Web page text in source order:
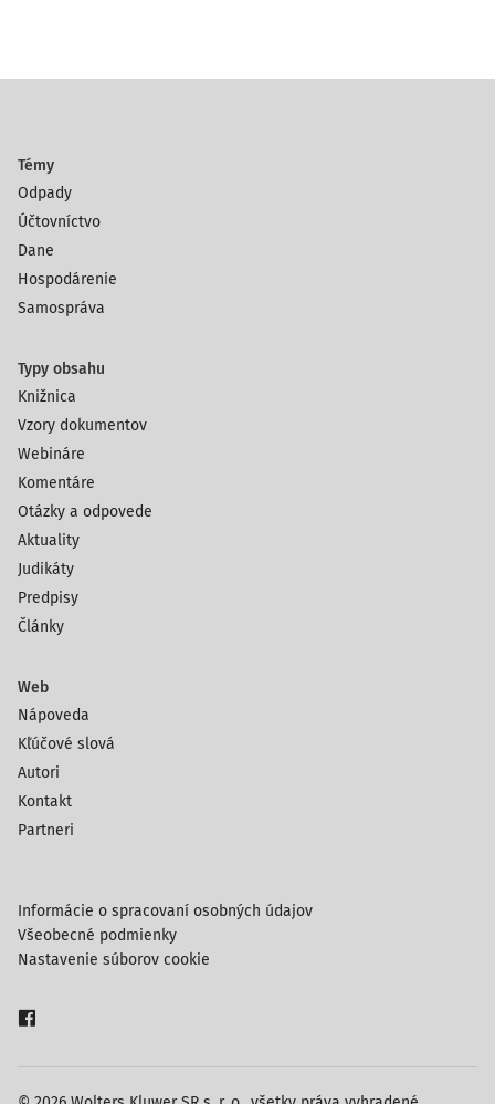
Témy
Odpady
Účtovníctvo
Dane
Hospodárenie
Samospráva
Typy obsahu
Knižnica
Vzory dokumentov
Webináre
Komentáre
Otázky a odpovede
Aktuality
Judikáty
Predpisy
Články
Web
Nápoveda
Kľúčové slová
Autori
Kontakt
Partneri
Informácie o spracovaní osobných údajov
Všeobecné podmienky
Nastavenie súborov cookie